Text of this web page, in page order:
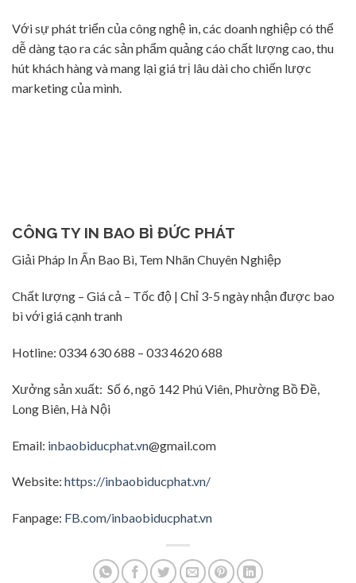
Với sự phát triển của công nghệ in, các doanh nghiệp có thể
dễ dàng tạo ra các sản phẩm quảng cáo chất lượng cao, thu
hút khách hàng và mang lại giá trị lâu dài cho chiến lược
marketing của mình.
CÔNG TY IN BAO BÌ ĐỨC PHÁT
Giải Pháp In Ấn Bao Bì, Tem Nhãn Chuyên Nghiệp
Chất lượng – Giá cả – Tốc độ | Chỉ 3-5 ngày nhận được bao
bì với giá cạnh tranh
Hotline: 0334 630 688 – 033 4620 688
Xưởng sản xuất: Số 6, ngõ 142 Phú Viên, Phường Bồ Đề,
Long Biên, Hà Nội
Email: inbaobiducphat.vn@gmail.com
Website: https://inbaobiducphat.vn/
Fanpage: FB.com/inbaobiducphat.vn